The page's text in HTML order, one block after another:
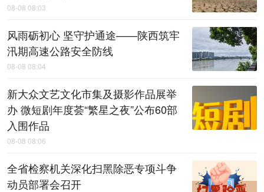
08-08 08:03
风雨砺初心 坚守护通途——陕西筑牢
汛期高速公路安全防线
08-08 08:04
新大众文艺文化市集及摄影作品展举
办 微短剧年度荟“繁星之夜”公布60部
入围作品
08-08 08:06
全省检察机关深化扫黑除恶专项斗争
动员部署会召开